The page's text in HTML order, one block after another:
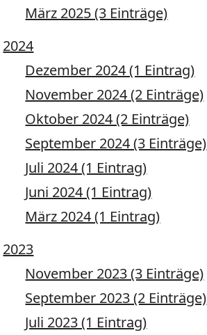
März 2025 (3 Einträge)
2024
Dezember 2024 (1 Eintrag)
November 2024 (2 Einträge)
Oktober 2024 (2 Einträge)
September 2024 (3 Einträge)
Juli 2024 (1 Eintrag)
Juni 2024 (1 Eintrag)
März 2024 (1 Eintrag)
2023
November 2023 (3 Einträge)
September 2023 (2 Einträge)
Juli 2023 (1 Eintrag)